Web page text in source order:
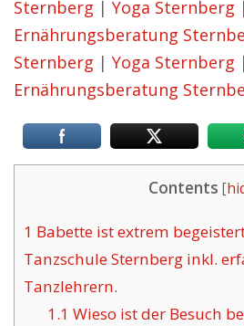
Sternberg | Yoga Sternberg |
Ernährungsberatung
Sternberg | Yoga Sternberg |
Ernährungsberatung
Contents [
1 Babette ist extrem
Tanzschule Sternberg inkl.
Tanzlehrern.
1.1 Wieso ist der Besuch